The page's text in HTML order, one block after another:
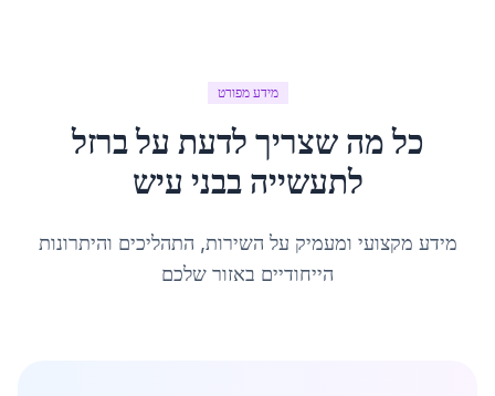
מידע מפורט
כל מה שצריך לדעת עלברזל
לתעשייה בבני עיש
מידע מקצועי ומעמיק על השירות, התהליכים והיתרונות
הייחודיים באזור שלכם